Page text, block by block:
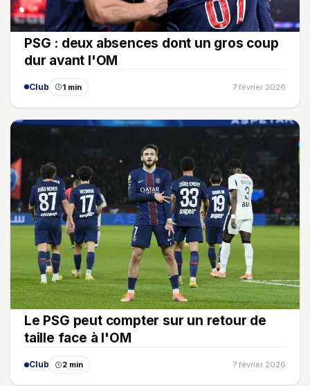
PSG : deux absences dont un gros coup
dur avant l'OM
Club 1 min 7 février 2026
Le PSG peut compter sur un retour de
taille face à l'OM
Club 2 min 7 février 2026